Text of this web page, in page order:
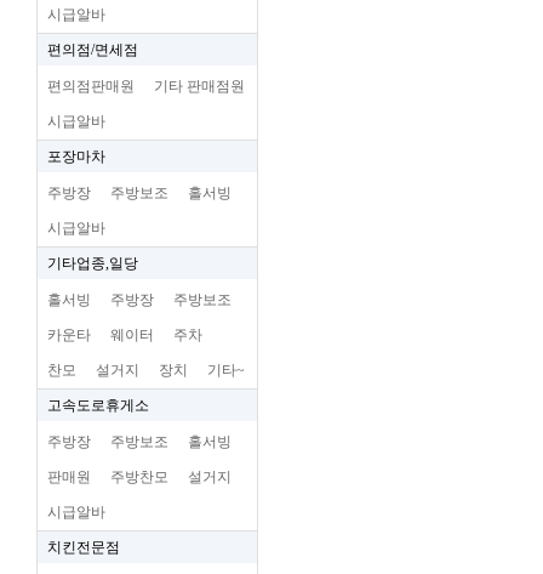
시급알바
편의점/면세점
편의점판매원 기타 판매점원
시급알바
포장마차
주방장 주방보조 홀서빙
시급알바
기타업종,일당
홀서빙 주방장 주방보조
카운타 웨이터 주차
찬모 설거지 장치 기타~
고속도로휴게소
주방장 주방보조 홀서빙
판매원 주방찬모 설거지
시급알바
치킨전문점